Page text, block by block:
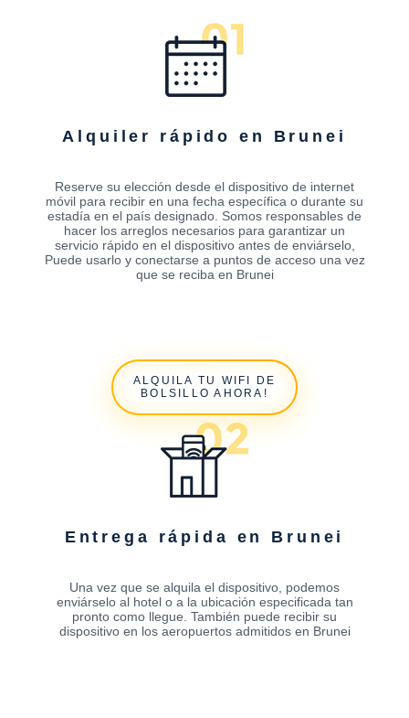
Alquiler rápido en Brunei
Reserve su elección desde el dispositivo de internet
móvil para recibir en una fecha específica o durante su
estadía en el país designado. Somos responsables de
hacer los arreglos necesarios para garantizar un
servicio rápido en el dispositivo antes de enviárselo,
Puede usarlo y conectarse a puntos de acceso una vez
que se reciba en Brunei
ALQUILA TU WIFI DE
BOLSILLO AHORA!
Entrega rápida en Brunei
Una vez que se alquila el dispositivo, podemos
enviárselo al hotel o a la ubicación especificada tan
pronto como llegue. También puede recibir su
dispositivo en los aeropuertos admitidos en Brunei